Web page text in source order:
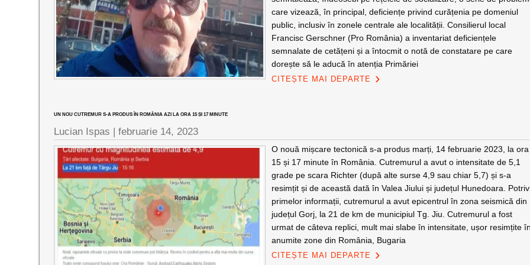
care vizează, în principal, deficiențe privind curățenia pe domeniul
public, inclusiv în zonele centrale ale localității. Consilierul local
Francisc Gerschner (Pro România) a inventariat deficiențele
semnalate de cetățeni și a întocmit o notă de constatare pe care
dorește să le aducă în atenția Primăriei
CITEȘTE MAI DEPARTE
UN NOU CUTREMUR S-A PRODUS ÎN ROMÂNIA AZI LA ORA 15 ȘI 17 MINUTE
Lucian Ispas |februarie 14, 2023
O nouă mișcare tectonică s-a produs marți, 14 februarie 2023, la ora
15 și 17 minute în România. Cutremurul a avut o intensitate de 5,1
grade pe scara Richter (după alte surse 4,9 sau chiar 5,7) și s-a
resimțit și de această dată în Valea Jiului și județul Hunedoara.
primelor informații, cutremurul a avut epicentrul în zona seismică din
județul Gorj, la 21 de km de municipiul Tg. Jiu. Cutremurul a fost
urmat de câteva replici, mult mai slabe în intensitate, ușor resimțite
anumite zone din România, Bugaria
CITEȘTE MAI DEPARTE